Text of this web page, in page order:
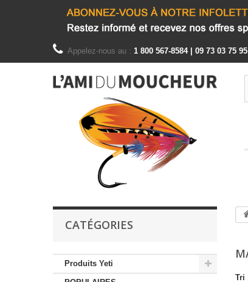
Appelez-nous au : 1 800 567-8584 | 09 73 03 75 95
CATÉGORIES
Produits Yeti
Tri